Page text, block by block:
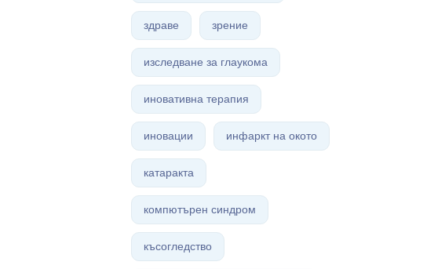
здраве зрение
изследване за глаукома
иновативна терапия
иновации инфаркт на окото
катаракта
компютърен синдром
късогледство